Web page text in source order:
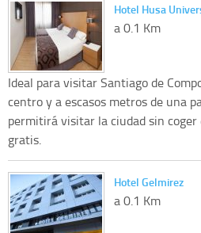
Hotel Husa
a 0.1 Km
Ideal para visitar Santiago de
centro y a escasos metros de una
permitirá visitar la ciudad sin
gratis.
Hotel Gelmirez
a 0.1 Km